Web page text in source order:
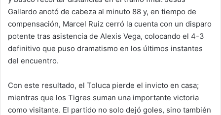
Gallardo anotó de cabeza al minuto 88 y, en tiempo de
compensación, Marcel Ruiz cerró la cuenta con un disparo
potente tras asistencia de Alexis Vega, colocando el 4-3
definitivo que puso dramatismo en los últimos instantes
del encuentro.
Con este resultado, el Toluca pierde el invicto en casa;
mientras que los Tigres suman una importante victoria
como visitante. El partido no solo dejó goles, sino también